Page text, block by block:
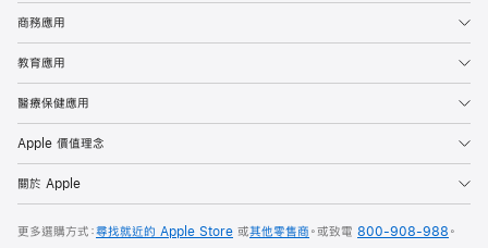
商務應用
教育應用
醫療保健應用
Apple 價值理念
關於 Apple
更多選購方式：尋找就近的 Apple Store 或其他零售商 。或致電 800-908-988 。